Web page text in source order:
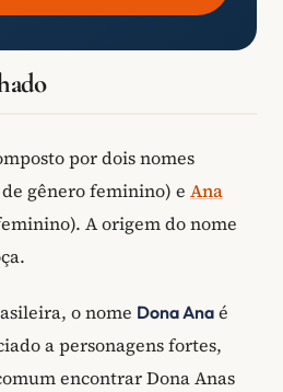
por dois nomes
gênero feminino) e Ana
A origem do nome
o nome Dona Ana é
a personagens fortes,
encontrar Dona Anas